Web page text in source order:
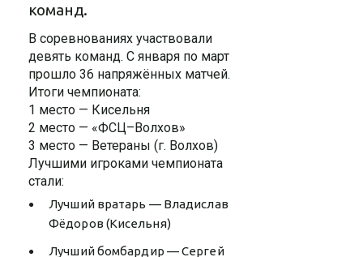
команд.
В соревнованиях участвовали
девять команд. С января по март
прошло 36 напряжённых матчей.
Итоги чемпионата:
1 место — Кисельня
2 место — «ФСЦ–Волхов»
3 место — Ветераны (г. Волхов)
Лучшими игроками чемпионата
стали:
Лучший вратарь — Владислав
Фёдоров (Кисельня)
Лучший бомбардир — Сергей